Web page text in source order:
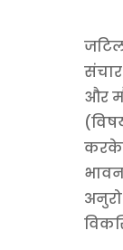
और
करके,